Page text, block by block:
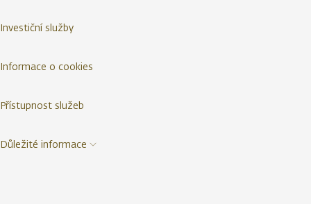
Investiční služby
Informace o cookies
Přístupnost služeb
Důležité informace